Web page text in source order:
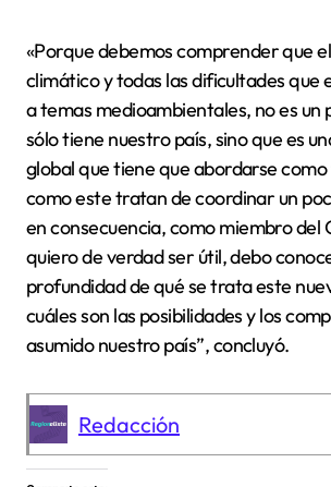
«Porque debemos comprender que
climático y todas las dificultades que
a temas medioambientales, no es un
sólo tiene nuestro país, sino que es
global que tiene que abordarse
como este tratan de coordinar un
en consecuencia, como miembro del
quiero de verdad ser útil, debo
profundidad de qué se trata este
cuáles son las posibilidades y los
asumido nuestro país”, concluyó.
Redacción